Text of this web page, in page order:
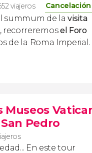
viajeros
summum de lavisita
recorreremosel Foro
de la Roma Imperial.
Pedro
... En este tour